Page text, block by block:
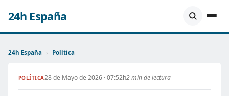
24h España
24h España › Política
POLÍTICA28 de Mayo de 2026 · 07:52h2 min de lectura